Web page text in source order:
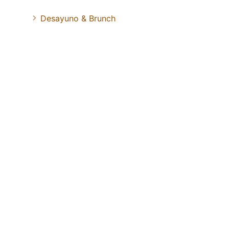
Desayuno & Brunch